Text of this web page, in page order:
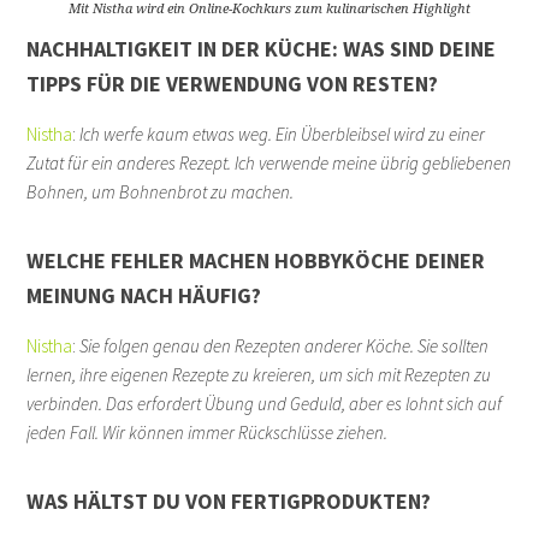
Mit Nistha wird ein Online-Kochkurs zum kulinarischen Highlight
NACHHALTIGKEIT IN DER KÜCHE: WAS SIND DEINE
TIPPS FÜR DIE VERWENDUNG VON RESTEN?
Nistha:Ich werfe kaum etwas weg. Ein Überbleibsel wird zu einer
Zutat für ein anderes Rezept. Ich verwende meine übrig gebliebenen
Bohnen, um Bohnenbrot zu machen.
WELCHE FEHLER MACHEN HOBBYKÖCHE DEINER
MEINUNG NACH HÄUFIG?
Nistha:Sie folgen genau den Rezepten anderer Köche. Sie sollten
lernen, ihre eigenen Rezepte zu kreieren, um sich mit Rezepten zu
verbinden. Das erfordert Übung und Geduld, aber es lohnt sich auf
jeden Fall. Wir können immer Rückschlüsse ziehen.
WAS HÄLTST DU VON FERTIGPRODUKTEN?